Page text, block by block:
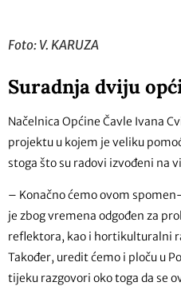
Foto: V. KARUZA
Suradnja dviju
Načelnica Općine Čavle Ivana
projektu u kojem je veliku
stoga što su radovi izvođeni na
– Konačno ćemo ovom
je zbog vremena odgođen za
reflektora, kao i hortikulturalni
Također, uredit ćemo i ploču u
tijeku razgovori oko toga da se